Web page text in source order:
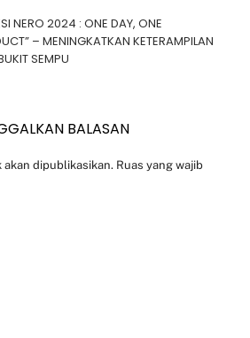
NERO 2024 : ONE DAY, ONE
– MENINGKATKAN KETERAMPILAN
SEMPU
BALASAN
akan dipublikasikan. Ruas yang wajib